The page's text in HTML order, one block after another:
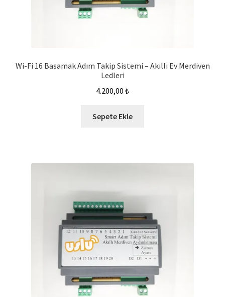
Wi-Fi 16 Basamak Adım Takip Sistemi – Akıllı Ev Merdiven
Ledleri
4.200,00 ₺
Sepete Ekle